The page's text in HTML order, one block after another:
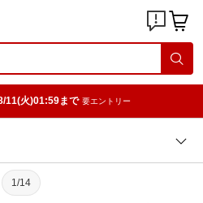
11(火)01:59まで 要エントリー
1/14